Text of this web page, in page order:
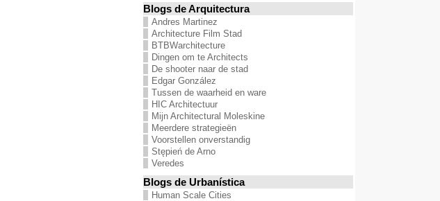
Blogs de Arquitectura
Andres Martinez
Architecture Film Stad
BTBWarchitecture
Dingen om te Architects
De shooter naar de stad
Edgar González
Tussen de waarheid en ware
HIC Architectuur
Mijn Architectural Moleskine
Meerdere strategieën
Voorstellen onverstandig
Stępień de Arno
Veredes
Blogs de Urbanística
Human Scale Cities